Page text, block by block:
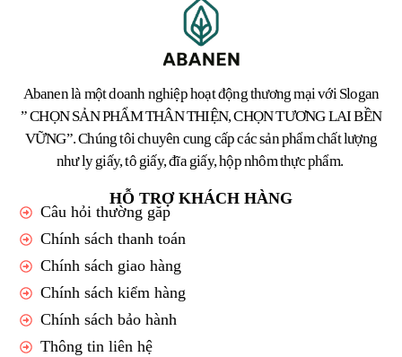
Abanen là một doanh nghiệp hoạt động thương mại với Slogan
” CHỌN SẢN PHẨM THÂN THIỆN, CHỌN TƯƠNG LAI BỀN
VỮNG”. Chúng tôi chuyên cung cấp các sản phẩm chất lượng
như ly giấy, tô giấy, đĩa giấy, hộp nhôm thực phẩm.
HỖ TRỢ KHÁCH HÀNG
Câu hỏi thường găp
Chính sách thanh toán
Chính sách giao hàng
Chính sách kiểm hàng
Chính sách bảo hành
Thông tin liên hệ